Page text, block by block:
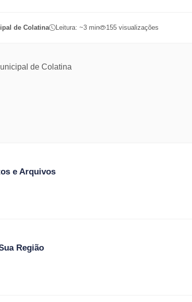
de Colatina Leitura: ~3 min 155 visualizações
de Colatina
e Arquivos
Região